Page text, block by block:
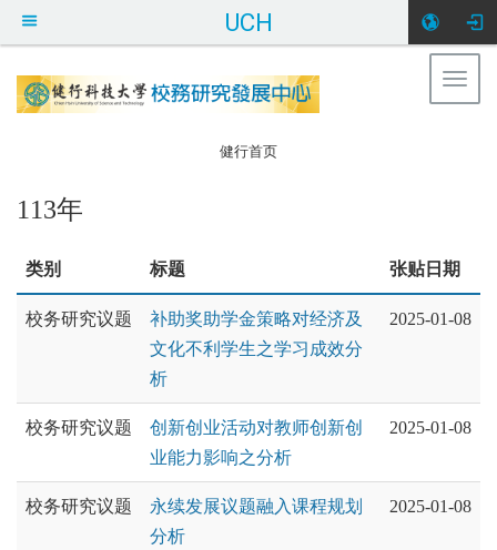
UCH
健行科大校务研
健行首页
113年
类别 标题 张贴日期
校务研究议题
补助奖助学金策略对经济及
文化不利学生之学习成效分
析
2025-01-08
校务研究议题
创新创业活动对教师创新创
业能力影响之分析
2025-01-08
校务研究议题
永续发展议题融入课程规划
分析
2025-01-08